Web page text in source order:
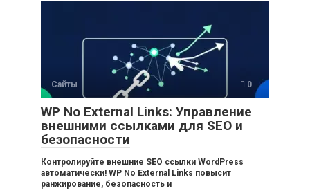
Сайты 0
WP No External Links: Управление
внешними ссылками для SEO и
безопасности
Контролируйте внешние SEO ссылки WordPress
автоматически! WP No External Links повысит
ранжирование, безопасность и